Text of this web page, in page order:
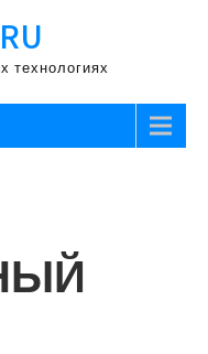
технологиях